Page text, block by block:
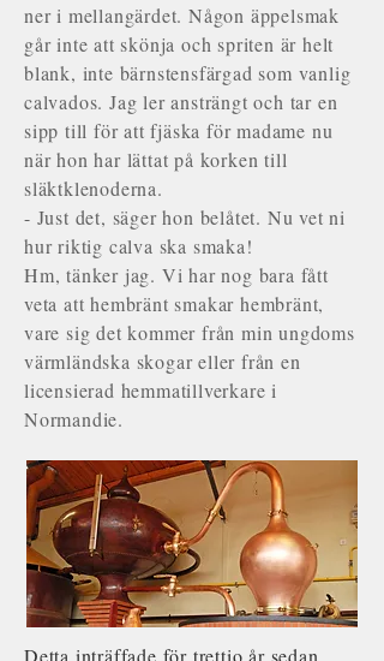
ner i mellangärdet. Någon äppelsmak
går inte att skönja och spriten är helt
blank, inte bärnstensfärgad som vanlig
calvados. Jag ler ansträngt och tar en
sipp till för att fjäska för madame nu
när hon har lättat på korken till
släktklenoderna.
- Just det, säger hon belåtet. Nu vet ni
hur riktig calva ska smaka!
Hm, tänker jag. Vi har nog bara fått
veta att hembränt smakar hembränt,
vare sig det kommer från min ungdoms
värmländska skogar eller från en
licensierad hemmatillverkare i
Normandie.
Detta inträffade för trettio år sedan,